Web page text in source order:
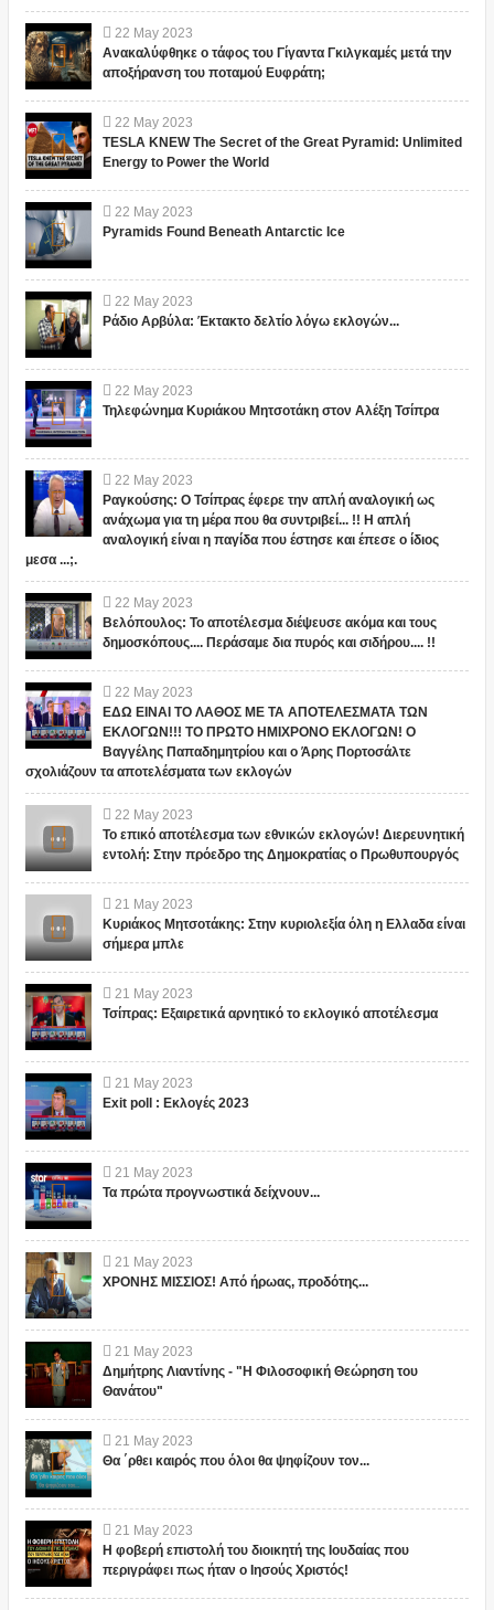
22 May 2023
Ανακαλύφθηκε ο τάφος του Γίγαντα Γκιλγκαμές μετά την
αποξήρανση του ποταμού Ευφράτη;
22 May 2023
TESLA KNEW The Secret of the Great Pyramid: Unlimited
Energy to Power the World
22 May 2023
Pyramids Found Beneath Antarctic Ice
22 May 2023
Ράδιο Αρβύλα: Έκτακτο δελτίο λόγω εκλογών...
22 May 2023
Τηλεφώνημα Κυριάκου Μητσοτάκη στον Αλέξη Τσίπρα
22 May 2023
Ραγκούσης: Ο Τσίπρας έφερε την απλή αναλογική ως
ανάχωμα για τη μέρα που θα συντριβεί... !! Η απλή
αναλογική είναι η παγίδα που έστησε και έπεσε ο ίδιος
μεσα ...;.
22 May 2023
Βελόπουλος: Το αποτέλεσμα διέψευσε ακόμα και τους
δημοσκόπους.... Περάσαμε δια πυρός και σιδήρου.... !!
22 May 2023
ΕΔΩ ΕΙΝΑΙ ΤΟ ΛΑΘΟΣ ΜΕ ΤΑ ΑΠΟΤΕΛΕΣΜΑΤΑ ΤΩΝ
ΕΚΛΟΓΩΝ!!! ΤΟ ΠΡΩΤΟ ΗΜΙΧΡΟΝΟ ΕΚΛΟΓΩΝ! Ο
Βαγγέλης Παπαδημητρίου και ο Άρης Πορτοσάλτε
σχολιάζουν τα αποτελέσματα των εκλογών
22 May 2023
Το επικό αποτέλεσμα των εθνικών εκλογών! Διερευνητική
εντολή: Στην πρόεδρο της Δημοκρατίας ο Πρωθυπουργός
21 May 2023
Κυριάκος Μητσοτάκης: Στην κυριολεξία όλη η Ελλαδα είναι
σήμερα μπλε
21 May 2023
Τσίπρας: Εξαιρετικά αρνητικό το εκλογικό αποτέλεσμα
21 May 2023
Exit poll : Εκλογές 2023
21 May 2023
Τα πρώτα προγνωστικά δείχνουν...
21 May 2023
ΧΡΟΝΗΣ ΜΙΣΣΙΟΣ! Από ήρωας, προδότης...
21 May 2023
Δημήτρης Λιαντίνης - "Η Φιλοσοφική Θεώρηση του
Θανάτου"
21 May 2023
Θα ΄ρθει καιρός που όλοι θα ψηφίζουν τον...
21 May 2023
Η φοβερή επιστολή του διοικητή της Ιουδαίας που
περιγράφει πως ήταν ο Ιησούς Χριστός!